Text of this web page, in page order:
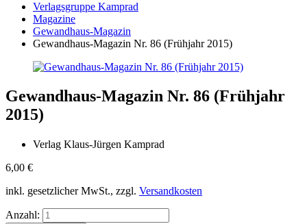
Verlagsgruppe Kamprad
Magazine
Gewandhaus-Magazin
Gewandhaus-Magazin Nr. 86 (Frühjahr 2015)
Gewandhaus-Magazin Nr. 86 (Frühjahr
2015)
Verlag Klaus-Jürgen Kamprad
6,00 €
inkl. gesetzlicher MwSt., zzgl. Versandkosten
Anzahl: